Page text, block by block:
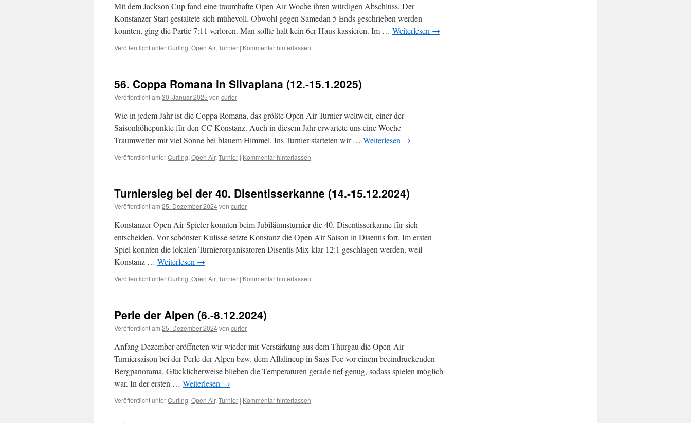
Mit dem Jackson Cup fand eine traumhafte Open Air Woche ihren würdigen Abschluss. Der
Konstanzer Start gestaltete sich mühevoll. Obwohl gegen Samedan 5 Ends geschrieben werden
konnten, ging die Partie 7:11 verloren. Man sollte halt kein 6er Haus kassieren. Im … Weiterlesen →
Veröffentlicht unterCurling, Open Air, Turnier | Kommentar hinterlassen
56. Coppa Romana in Silvaplana (12.-15.1.2025)
Veröffentlicht am 30. Januar 2025 von curler
Wie in jedem Jahr ist die Coppa Romana, das größte Open Air Turnier weltweit, einer der
Saisonhöhepunkte für den CC Konstanz. Auch in diesem Jahr erwartete uns eine Woche
Traumwetter mit viel Sonne bei blauem Himmel. Ins Turnier starteten wir … Weiterlesen →
Veröffentlicht unterCurling, Open Air, Turnier | Kommentar hinterlassen
Turniersieg bei der 40. Disentisserkanne (14.-15.12.2024)
Veröffentlicht am 25. Dezember 2024von curler
Konstanzer Open Air Spieler konnten beim Jubiläumsturnier die 40. Disentisserkanne für sich
entscheiden. Vor schönster Kulisse setzte Konstanz die Open Air Saison in Disentis fort. Im ersten
Spiel konnten die lokalen Turnierorganisatoren Disentis Mix klar 12:1 geschlagen werden, weil
Konstanz … Weiterlesen →
Veröffentlicht unterCurling, Open Air, Turnier | Kommentar hinterlassen
Perle der Alpen (6.-8.12.2024)
Veröffentlicht am 25. Dezember 2024von curler
Anfang Dezember eröffneten wir wieder mit Verstärkung aus dem Thurgau die Open-Air-
Turniersaison bei der Perle der Alpen bzw. dem Allalincup in Saas-Fee vor einem beeindruckenden
Bergpanorama. Glücklicherweise blieben die Temperaturen gerade tief genug, sodass spielen möglich
war. In der ersten … Weiterlesen →
Veröffentlicht unterCurling, Open Air, Turnier | Kommentar hinterlassen